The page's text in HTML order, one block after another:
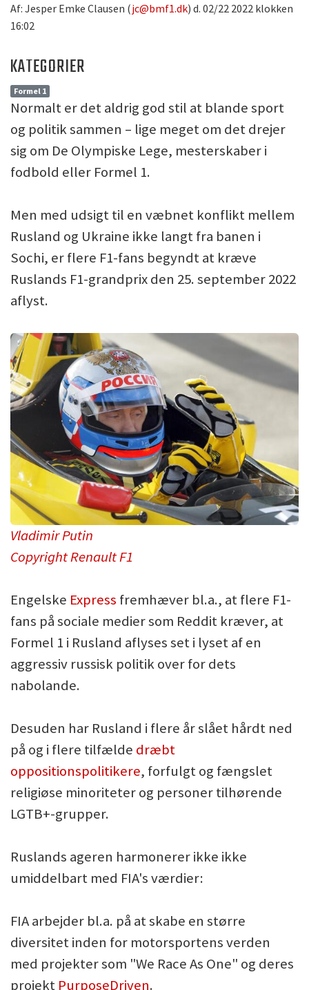
Af: Jesper Emke Clausen (jc@bmf1.dk) d. 02/22 2022 klokken
16:02
KATEGORIER
Formel 1
Normalt er det aldrig god stil at blande sport
og politik sammen – lige meget om det drejer
sig om De Olympiske Lege, mesterskaber i
fodbold eller Formel 1.
Men med udsigt til en væbnet konflikt mellem
Rusland og Ukraine ikke langt fra banen i
Sochi, er flere F1-fans begyndt at kræve
Ruslands F1-grandprix den 25. september 2022
aflyst.
Vladimir Putin
Copyright Renault F1
Engelske Express fremhæver bl.a., at flere F1-
fans på sociale medier som Reddit kræver, at
Formel 1 i Rusland aflyses set i lyset af en
aggressiv russisk politik over for dets
nabolande.
Desuden har Rusland i flere år slået hårdt ned
på og i flere tilfælde dræbt
oppositionspolitikere, forfulgt og fængslet
religiøse minoriteter og personer tilhørende
LGTB+-grupper.
Ruslands ageren harmonerer ikke ikke
umiddelbart med FIA's værdier:
FIA arbejder bl.a. på at skabe en større
diversitet inden for motorsportens verden
med projekter som "We Race As One" og deres
projekt PurposeDriven.